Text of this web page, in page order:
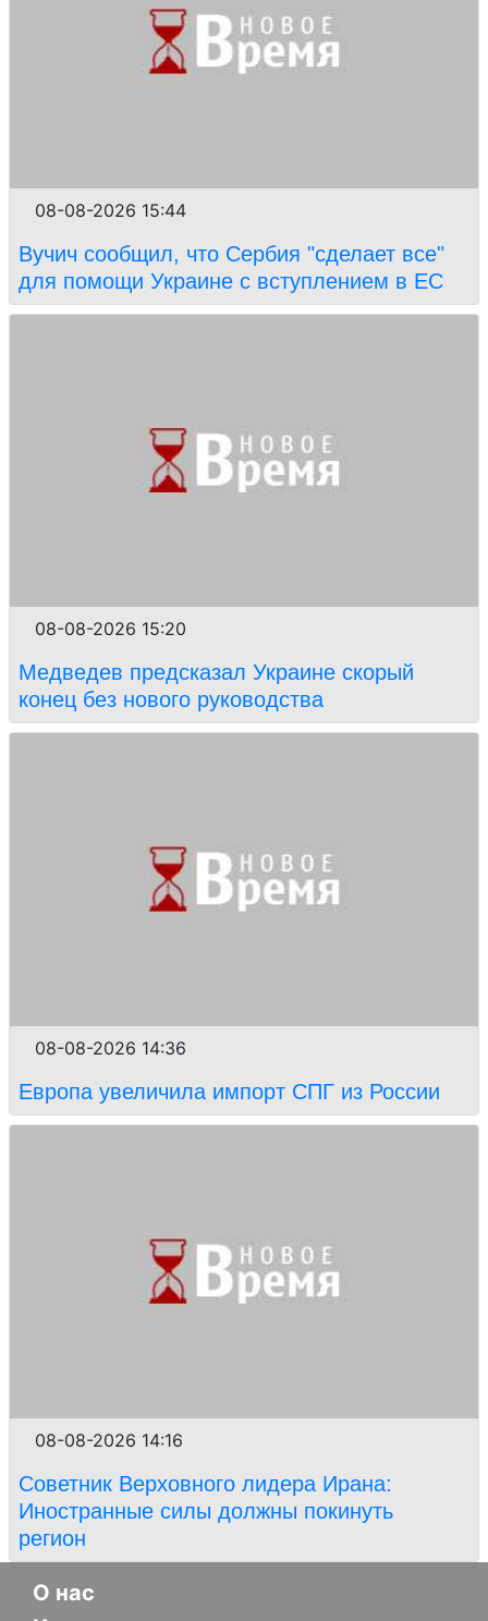
08-08-2026 15:44
Вучич сообщил, что Сербия "сделает все"
для помощи Украине с вступлением в ЕС
08-08-2026 15:20
Медведев предсказал Украине скорый
конец без нового руководства
08-08-2026 14:36
Европа увеличила импорт СПГ из России
08-08-2026 14:16
Советник Верховного лидера Ирана:
Иностранные силы должны покинуть
регион
О нас